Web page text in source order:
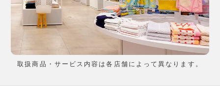
取扱商品・サービス内容は各店舗によって異なります。